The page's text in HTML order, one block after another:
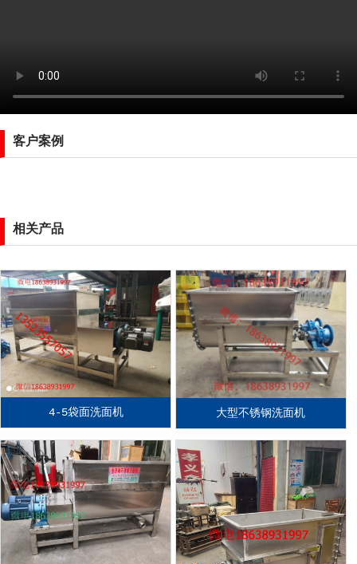
客户案例
相关产品
4-5袋面洗面机 大型不锈钢洗面机